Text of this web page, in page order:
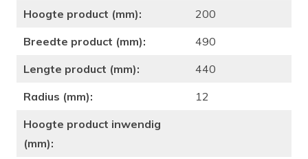
Hoogte product (mm):
200
Breedte product (mm):
490
Lengte product (mm):
440
Radius (mm):
12
Hoogte product inwendig
(mm):